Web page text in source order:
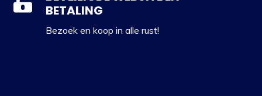
BETALING
Bezoek en koop in alle rust!